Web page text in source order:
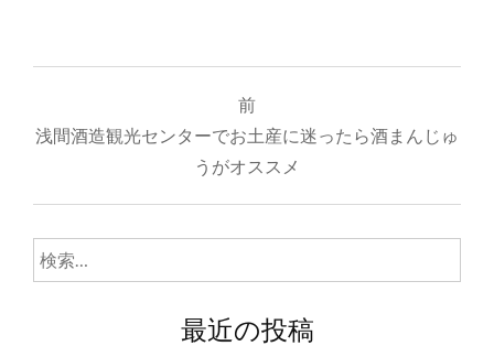
稿
ビ
ゲ
ー
前
浅間酒造観光センターでお土産に迷ったら酒まんじゅ
うがオススメ
検
索:
最近の投稿